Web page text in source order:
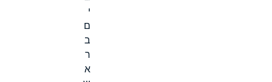
י
ם
ב
ר
א